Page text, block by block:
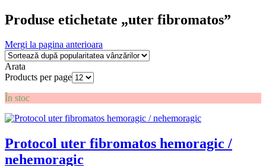
Produse etichetate „uter fibromatos”
Mergi la pagina anterioara
Arata
Products per page
În stoc
Protocol uter fibromatos hemoragic /
nehemoragic